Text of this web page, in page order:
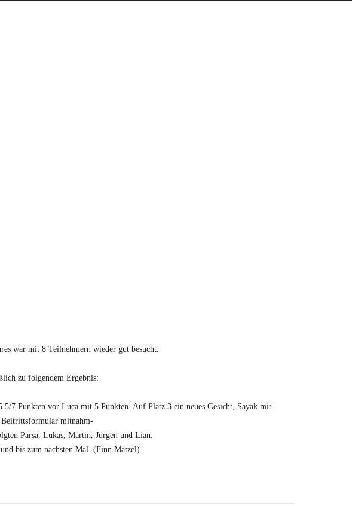
war mit 8 Teilnehmern wieder gut besucht.
zu folgendem Ergebnis:
7 Punkten vor Luca mit 5 Punkten. Auf Platz 3 ein neues Gesicht, Sayak mit
Beitrittsformular mitnahm-
Parsa, Lukas, Martin, Jürgen und Lian.
bis zum nächsten Mal. (Finn Matzel)